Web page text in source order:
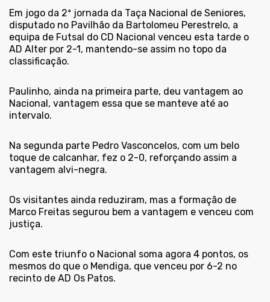
Em jogo da 2ª jornada da Taça Nacional de Seniores,
disputado no Pavilhão da Bartolomeu Perestrelo, a
equipa de Futsal do CD Nacional venceu esta tarde o
AD Alter por 2-1, mantendo-se assim no topo da
classificação.
Paulinho, ainda na primeira parte, deu vantagem ao
Nacional, vantagem essa que se manteve até ao
intervalo.
Na segunda parte Pedro Vasconcelos, com um belo
toque de calcanhar, fez o 2-0, reforçando assim a
vantagem alvi-negra.
Os visitantes ainda reduziram, mas a formação de
Marco Freitas segurou bem a vantagem e venceu com
justiça.
Com este triunfo o Nacional soma agora 4 pontos, os
mesmos do que o Mendiga, que venceu por 6-2 no
recinto de AD Os Patos.